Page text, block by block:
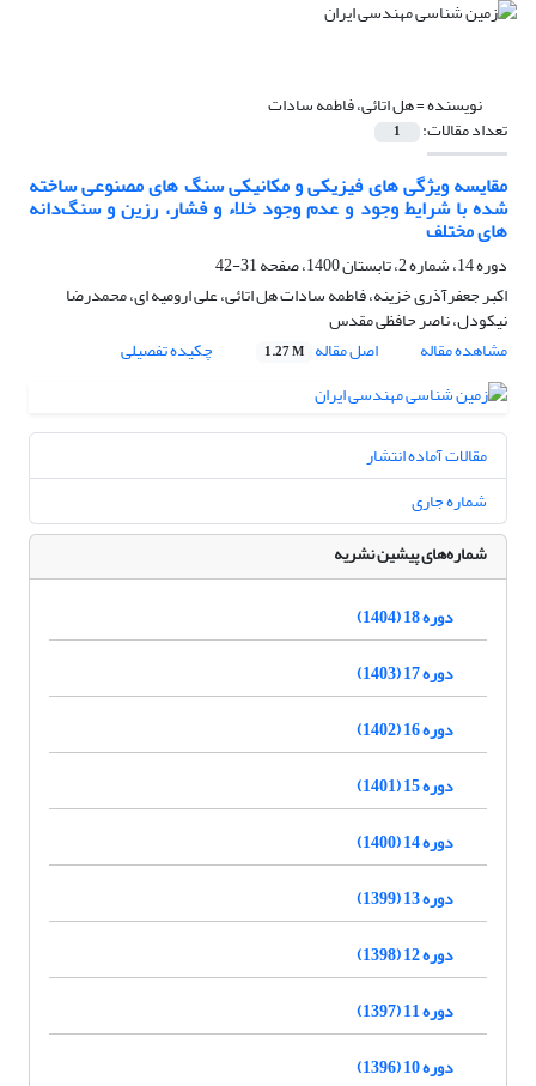
نویسنده =هل اتائی، فاطمه سادات
تعداد مقالات: 1
مقایسه ویژگی های فیزیکی و مکانیکی سنگ های مصنوعی ساخته
شده با شرایط وجود و عدم وجود خلاء و فشار، رزین و سنگ‌دانه
های مختلف
دوره 14، شماره 2، تابستان 1400، صفحه
31-42
اکبر جعفرآذری خزینه، فاطمه سادات هل اتائی، علی ارومیه ای، محمدرضا
نیکودل، ناصر حافظی مقدس
مشاهده مقاله
اصل مقاله 1.27 M چکیده تفصیلی
مقالات آماده انتشار
شماره جاری
شماره‌های پیشین نشریه
دوره 18 (1404)
دوره 17 (1403)
دوره 16 (1402)
دوره 15 (1401)
دوره 14 (1400)
دوره 13 (1399)
دوره 12 (1398)
دوره 11 (1397)
دوره 10 (1396)